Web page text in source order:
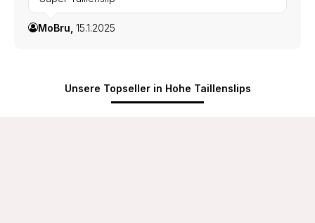
MoBru, 15.1.2025
Unsere Topseller in Hohe Taillenslips